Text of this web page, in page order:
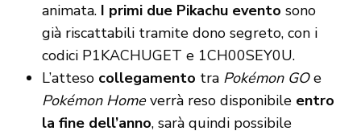
animata. I primi due Pikachu evento sono
già riscattabili tramite dono segreto, con i
codici P1KACHUGET e 1CH00SEY0U.
L’atteso collegamento tra Pokémon GOe
Pokémon Homeverrà reso disponibile entro
la fine dell’anno, sarà quindi possibile